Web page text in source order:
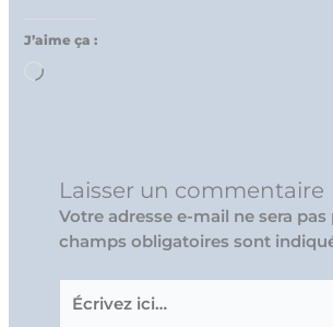
J’aime ça :
Chargement…
Laisser un commentaire
Votre adresse e-mail ne sera pas
champs obligatoires sont
Écrivez
ici…